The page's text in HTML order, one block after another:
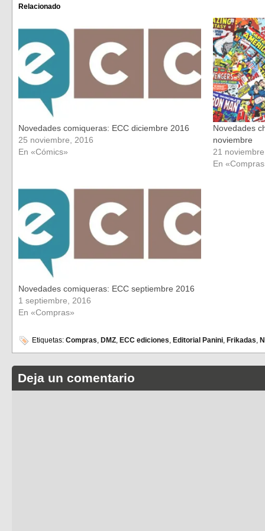
(Se
abre
una
ventana
nueva)
una
ventana
nueva)
Relacionado
Novedades comiqueras: ECC diciembre 2016
25 noviembre, 2016
En «Cómics»
Novedades
noviembre
21
En
Novedades comiqueras: ECC septiembre 2016
1 septiembre, 2016
En «Compras»
Etiquetas: Compras, DMZ, ECC ediciones, Editorial Panini, Frikadas,
Deja un comentario